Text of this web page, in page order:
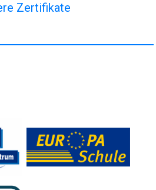
Zertifikate